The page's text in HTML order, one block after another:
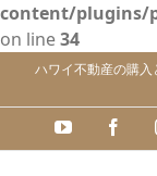
content/plugins/
on line34
content
ハワイ不動産の購
YouTube